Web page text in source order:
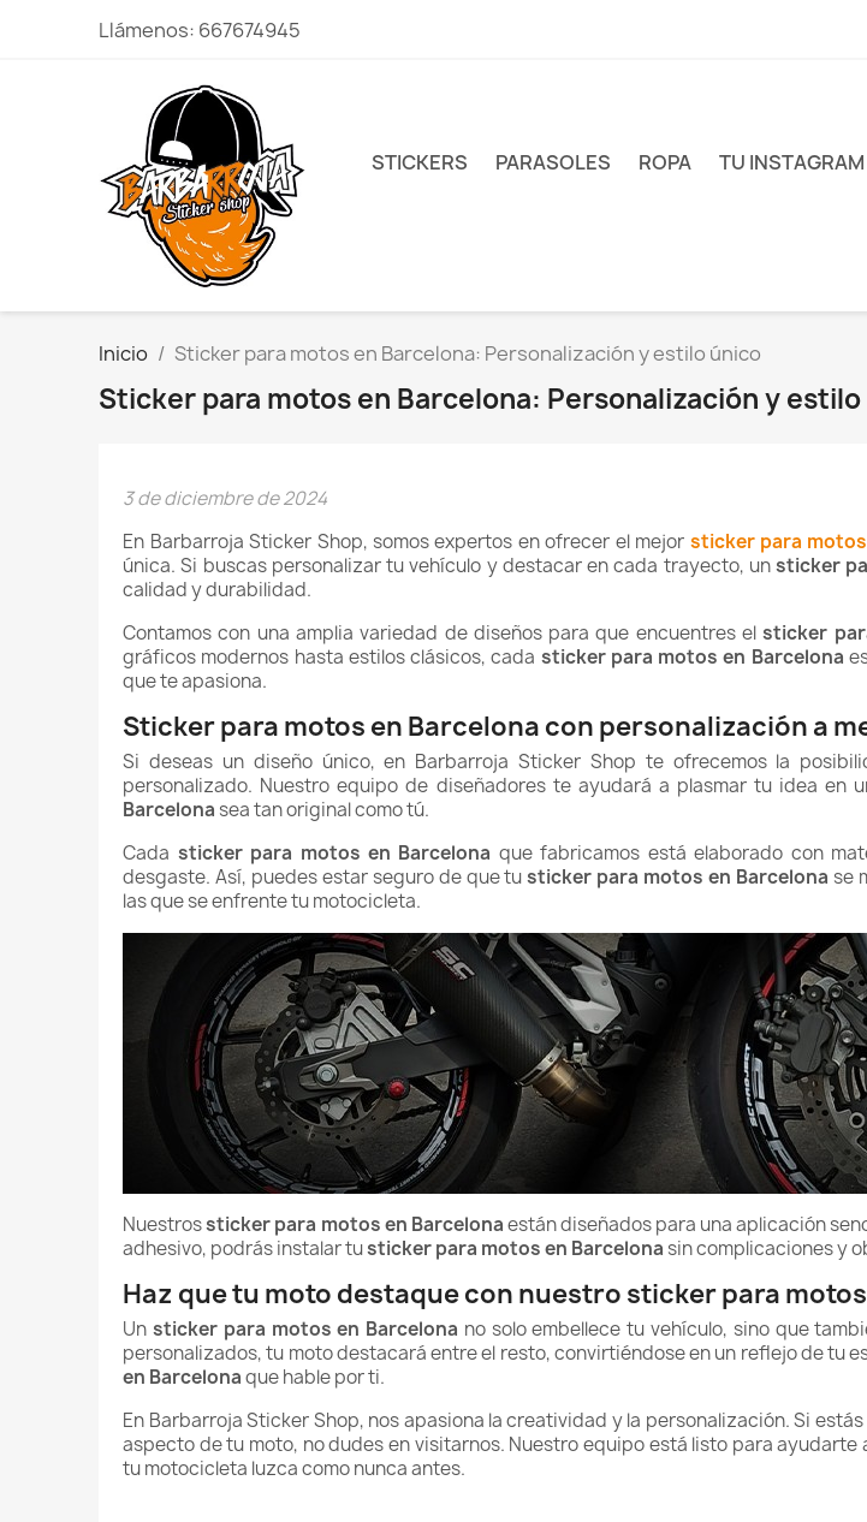
Llámenos: 667674945
STICKERS PARASOLES ROPA TU INSTAGRAM
Inicio Sticker para motos en Barcelona: Personalización y estilo único
Sticker para motos en Barcelona: Personalización y
3 de diciembre de 2024
En Barbarroja Sticker Shop, somos expertos en ofrecer el mejor sticker para
única. Si buscas personalizar tu vehículo y destacar en cada trayecto, unsticker
calidad y durabilidad.
Contamos con una amplia variedad de diseños para que encuentres elsticker
gráficos modernos hasta estilos clásicos, cada sticker para motos en Barcelona
que te apasiona.
Sticker para motos en Barcelona con personalización a
Si deseas un diseño único, en Barbarroja Sticker Shop te ofrecemos la
personalizado. Nuestro equipo de diseñadores te ayudará a plasmar tu idea en
Barcelona sea tan original como tú.
Cada sticker para motos en Barcelona que fabricamos está elaborado con
desgaste. Así, puedes estar seguro de que tusticker para motos en Barcelona se
las que se enfrente tu motocicleta.
Nuestrossticker para motos en Barcelonaestán diseñados para una aplicación
adhesivo, podrás instalar tusticker para motos en Barcelona sin complicaciones y
Haz que tu moto destaque con nuestro sticker para
Un sticker para motos en Barcelona no solo embellece tu vehículo, sino que
personalizados, tu moto destacará entre el resto, convirtiéndose en un reflejo de tu
en Barcelonaque hable por ti.
En Barbarroja Sticker Shop, nos apasiona la creatividad y la personalización. Si
aspecto de tu moto, no dudes en visitarnos. Nuestro equipo está listo para
tu motocicleta luzca como nunca antes.